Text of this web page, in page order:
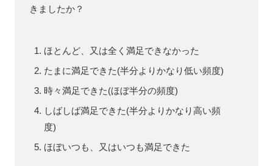
きましたか？
ほとんど、又は全く満足できなかった
たまに満足できた(半分よりかなり低い頻度)
時々満足できた(ほぼ半分の頻度)
しばしば満足できた(半分よりかなり高い頻
度)
ほぼいつも、又はいつも満足できた